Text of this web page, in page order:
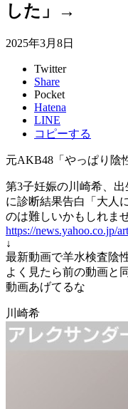
した」→
2025年3月8日
Twitter
Share
Pocket
Hatena
LINE
コピーする
元AKB48「やっぱり陰
第3子妊娠の川崎希、
に診断結果告白「大人
のは難しいかもしれませ
https://news.yahoo.co.jp/
↓
最新動画で羊水検査陰
よく見たら前の動画と
動画あげてるな
川崎希